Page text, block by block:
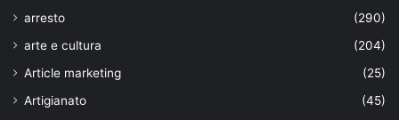
arresto
(290)
arte e cultura
(204)
Article marketing
(25)
Artigianato
(45)